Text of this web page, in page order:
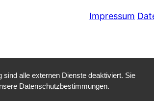
Impressum
alle externen Dienste deaktiviert. Sie
Datenschutzbestimmungen.